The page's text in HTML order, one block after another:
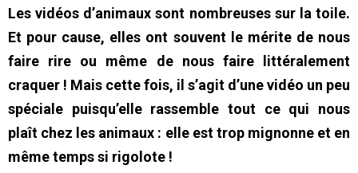
Les vidéos d’animaux sont nombreuses sur la toile.
Et pour cause, elles ont souvent le mérite de nous
faire rire ou même de nous faire littéralement
craquer ! Mais cette fois, il s’agit d’une vidéo un peu
spéciale puisqu’elle rassemble tout ce qui nous
plaît chez les animaux : elle est trop mignonne et en
même temps si rigolote !